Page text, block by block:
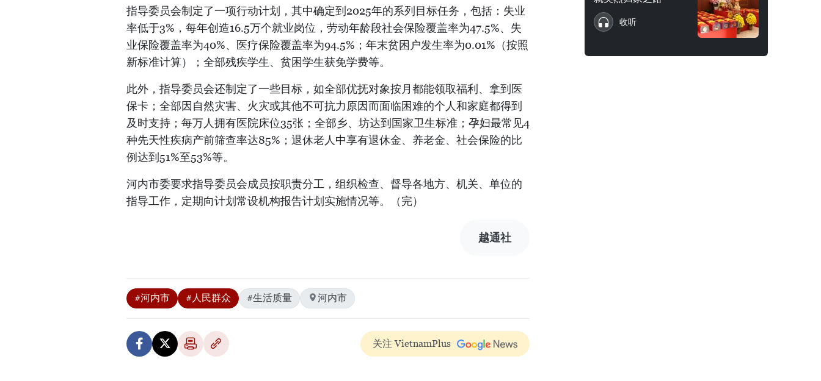
指导委员会制定了一项行动计划，其中确定到2025年的系列目标任务，包括：失业
率低于3%，每年创造16.5万个就业岗位，劳动年龄段社会保险覆盖率为47.5%、失
业保险覆盖率为40%、医疗保险覆盖率为94.5%；年末贫困户发生率为0.01%（按照
新标准计算）；全部残疾学生、贫困学生获免学费等。
此外，指导委员会还制定了一些目标，如全部优抚对象按月都能领取福利、拿到医
保卡；全部因自然灾害、火灾或其他不可抗力原因而面临困难的个人和家庭都得到
及时支持；每万人拥有医院床位35张；全部乡、坊达到国家卫生标准；孕妇最常见4
种先天性疾病产前筛查率达85%；退休老人中享有退休金、养老金、社会保险的比
例达到51%至53%等。
河内市委要求指导委员会成员按职责分工，组织检查、督导各地方、机关、单位的
指导工作，定期向计划常设机构报告计划实施情况等。（完）
越通社
#河内市 #人民群众 #生活质量 河内市
关注 VietnamPlus
收听